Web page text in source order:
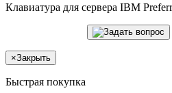
Клавиатура для сервера IBM
×Закрыть
Быстрая покупка